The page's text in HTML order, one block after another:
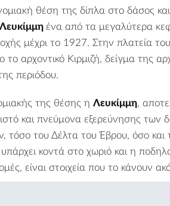
θέση της δίπλα στο δάσος
Λευκίμμη ένα από τα μεγαλύτερα
μέχρι το 1927. Στην πλατεία
το αρχοντικό Κιρμιζή, δείγμα της
περιόδου.
της θέσης η Λευκίμμη,
και πνεύμονα εξερεύνησης των
τόσο του Δέλτα του Έβρου, όσο και
κοντά στο χωριό και η
είναι στοιχεία που το κάνουν